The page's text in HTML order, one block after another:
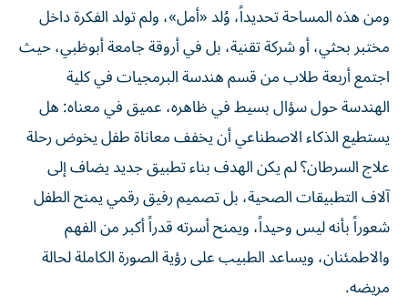
ومن هذه المساحة تحديداً، وُلد «أمل»، ولم تولد الفكرة داخل
مختبر بحثي، أو شركة تقنية، بل في أروقة جامعة أبوظبي، حيث
اجتمع أربعة طلاب من قسم هندسة البرمجيات في كلية
الهندسة حول سؤال بسيط في ظاهره، عميق في معناه: هل
يستطيع الذكاء الاصطناعي أن يخفف معاناة طفل يخوض رحلة
علاج السرطان؟ لم يكن الهدف بناء تطبيق جديد يضاف إلى
آلاف التطبيقات الصحية، بل تصميم رفيق رقمي يمنح الطفل
شعوراً بأنه ليس وحيداً، ويمنح أسرته قدراً أكبر من الفهم
والاطمئنان، ويساعد الطبيب على رؤية الصورة الكاملة لحالة
مريضه.